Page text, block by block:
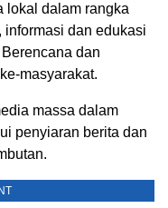
lokal dalam rangka
dan edukasi
dan
masyarakat.
massa dalam
penyiaran berita dan